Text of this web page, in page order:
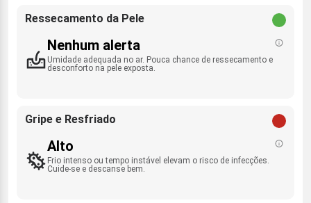
Ressecamento da Pele
Nenhum alerta
Umidade adequada no ar. Pouca chance de ressecamento e
desconforto na pele exposta.
Gripe e Resfriado
Alto
Frio intenso ou tempo instável elevam o risco de infecções.
Cuide-se e descanse bem.